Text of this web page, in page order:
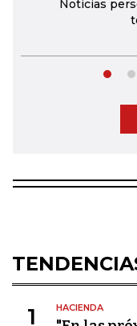
Noticias
1 HACIENDA